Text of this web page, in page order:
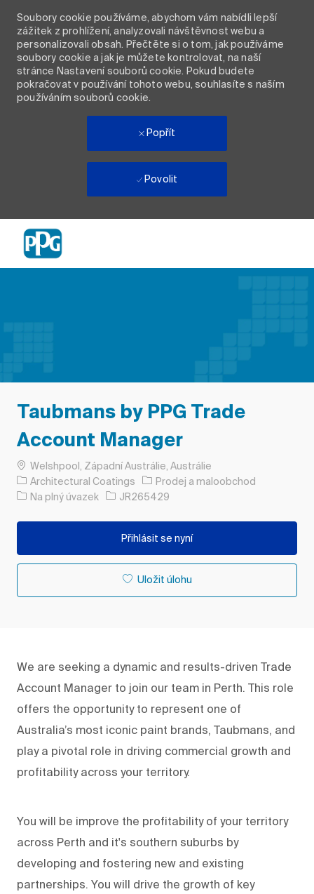
Soubory cookie používáme, abychom vám nabídli lepší
zážitek z prohlížení, analyzovali návštěvnost webu a
personalizovali obsah. Přečtěte si o tom, jak používáme
soubory cookie a jak je můžete kontrolovat, na naší
stránce Nastavení souborů cookie. Pokud budete
pokračovat v používání tohoto webu, souhlasíte s naším
používáním souborů cookie.
Popřít
Povolit
Taubmans by PPG Trade
Account Manager
Umístění
Welshpool, Západní Austrálie, Austrálie
Architectural Coatings
Kategorie
Prodej a maloobchod
Typ úlohy
Na plný úvazek ID úlohy
JR265429
Přihlásit se nyní
Uložit úlohu
We are seeking a dynamic and results-driven Trade
Account Manager to join our team in Perth. This role
offers the opportunity to represent one of
Australia’s most iconic paint brands, Taubmans, and
play a pivotal role in driving commercial growth and
profitability across your territory.
You will be improve the profitability of your territory
across Perth and it's southern suburbs by
developing and fostering new and existing
partnerships. You will drive the growth of key